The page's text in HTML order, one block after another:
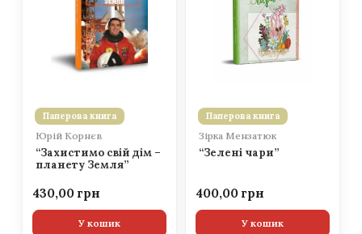
Паперова книга
Юрій Корнєв
“Захистимо свій дім –
планету Земля”
430,00
У кошик
Паперова книга
Зірка Мензатюк
“Зелені чари”
400,00
У кошик